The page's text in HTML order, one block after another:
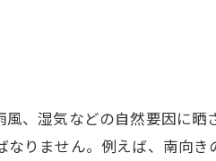
、湿気などの自然要因に
りません。例えば、南向